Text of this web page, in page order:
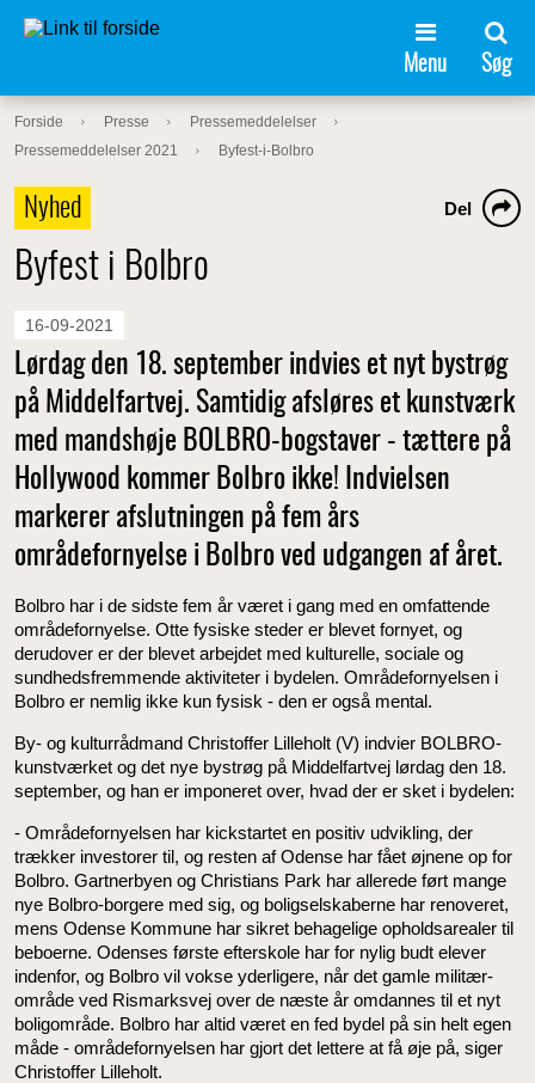
Menu Søg
Forside Presse
Pressemeddelelser
Pressemeddelelser 2021
Byfest-i-Bolbro
Nyhed
Byfest i Bolbro
Del
16-09-2021
Lørdag den 18. september indvies et nyt bystrøg
på Middelfartvej. Samtidig afsløres et kunstværk
med mandshøje BOLBRO-bogstaver - tættere på
Hollywood kommer Bolbro ikke! Indvielsen
markerer afslutningen på fem års
områdefornyelse i Bolbro ved udgangen af året.
Bolbro har i de sidste fem år været i gang med en omfattende
områdefornyelse. Otte fysiske steder er blevet fornyet, og
derudover er der blevet arbejdet med kulturelle, sociale og
sundhedsfremmende aktiviteter i bydelen. Områdefornyelsen i
Bolbro er nemlig ikke kun fysisk - den er også mental.
By- og kulturrådmand Christoffer Lilleholt (V) indvier BOLBRO-
kunstværket og det nye bystrøg på Middelfartvej lørdag den 18.
september, og han er imponeret over, hvad der er sket i bydelen:
- Områdefornyelsen har kickstartet en positiv udvikling, der
trækker investorer til, og resten af Odense har fået øjnene op for
Bolbro. Gartnerbyen og Christians Park har allerede ført mange
nye Bolbro-borgere med sig, og boligselskaberne har renoveret,
mens Odense Kommune har sikret behagelige opholdsarealer til
beboerne. Odenses første efterskole har for nylig budt elever
indenfor, og Bolbro vil vokse yderligere, når det gamle militær-
område ved Rismarksvej over de næste år omdannes til et nyt
boligområde. Bolbro har altid været en fed bydel på sin helt egen
måde - områdefornyelsen har gjort det lettere at få øje på, siger
Christoffer Lilleholt.